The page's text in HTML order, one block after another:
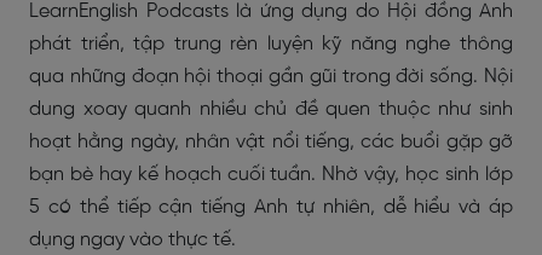
LearnEnglish Podcasts là ứng dụng do Hội đồng Anh
phát triển, tập trung rèn luyện kỹ năng nghe thông
qua những đoạn hội thoại gần gũi trong đời sống. Nội
dung xoay quanh nhiều chủ đề quen thuộc như sinh
hoạt hằng ngày, nhân vật nổi tiếng, các buổi gặp gỡ
bạn bè hay kế hoạch cuối tuần. Nhờ vậy, học sinh lớp
5 có thể tiếp cận tiếng Anh tự nhiên, dễ hiểu và áp
dụng ngay vào thực tế.